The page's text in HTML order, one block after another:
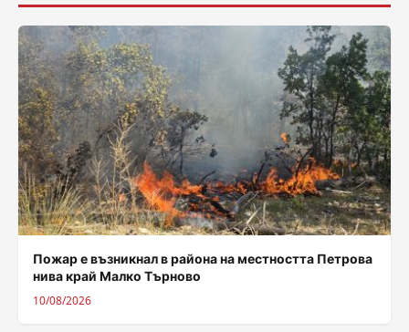
Пожар е възникнал в района на местността Петрова
нива край Малко Търново
10/08/2026